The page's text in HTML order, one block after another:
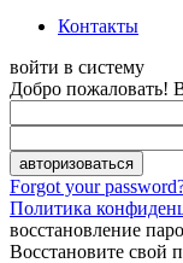
Контакты
войти в систему
Добро пожаловать!
Forgot your
Политика
восстановление
Восстановите свой